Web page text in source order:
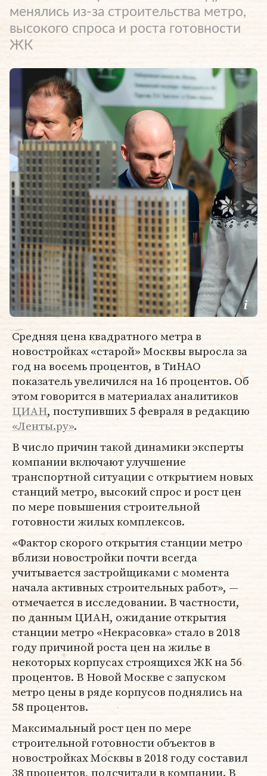
менялись из-за строительства метро,
высокого спроса и роста готовности
ЖК
Средняя цена квадратного метра в
новостройках «старой» Москвы выросла за
год на восемь процентов, в ТиНАО
показатель увеличился на 16 процентов. Об
этом говорится в материалах аналитиков
ЦИАН, поступивших 5 февраля в редакцию
«Ленты.ру».
В число причин такой динамики эксперты
компании включают улучшение
транспортной ситуации с открытием новых
станций метро, высокий спрос и рост цен
по мере повышения строительной
готовности жилых комплексов.
«Фактор скорого открытия станции метро
вблизи новостройки почти всегда
учитывается застройщиками с момента
начала активных строительных работ», —
отмечается в исследовании. В частности,
по данным ЦИАН, ожидание открытия
станции метро «Некрасовка» стало в 2018
году причиной роста цен на жилье в
некоторых корпусах строящихся ЖК на 56
процентов. В Новой Москве с запуском
метро цены в ряде корпусов поднялись на
58 процентов.
Максимальный рост цен по мере
строительной готовности объектов в
новостройках Москвы в 2018 году составил
38 процентов, подсчитали в компании. В